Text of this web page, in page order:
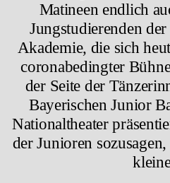
Matineen endlich
Jungstudierenden
Akademie, die sich
coronabedingter
der Seite der
Bayerischen Junior
Nationaltheater
der Junioren